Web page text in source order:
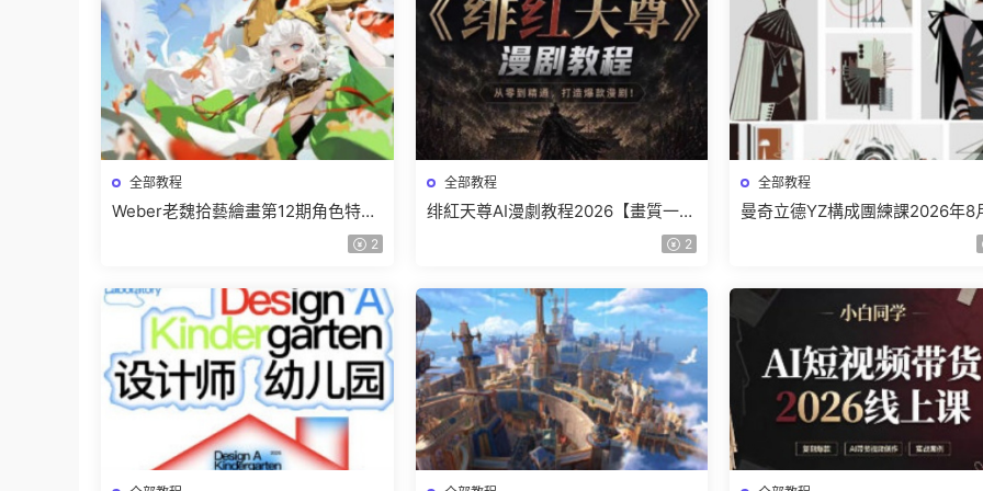
全部教程
Weber老魏拾藝繪畫第12期角色特訓
2
全部教程
绯紅天尊AI漫劇教程2026【畫質一般
2
全部教程
曼奇立德YZ構成團練課2026年8